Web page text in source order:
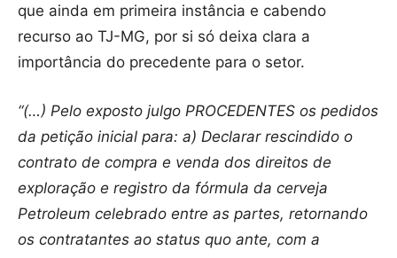
que ainda em primeira instância e cabendo
recurso ao TJ-MG, por si só deixa clara a
importância do precedente para o setor.
“(…) Pelo exposto julgo PROCEDENTES os pedidos
da petição inicial para: a) Declarar rescindido o
contrato de compra e venda dos direitos de
exploração e registro da fórmula da cerveja
Petroleum celebrado entre as partes, retornando
os contratantes ao status quo ante, com a